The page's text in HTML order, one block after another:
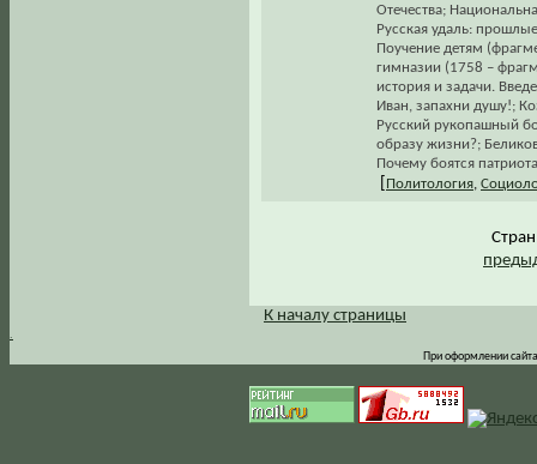
Отечества;
Русская удаль:
Поучение детям
гимназии (1758 –
история и задачи.
Иван, запахни душу!;
Русский рукопашный
образу жизни?;
Почему боятся
Политология
.
К началу страницы
При оформлении